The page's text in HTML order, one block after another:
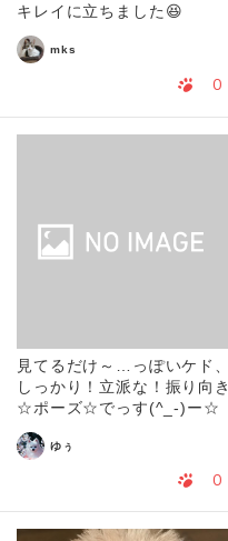
キレイに立ちました😆
mks
0
見てるだけ～…っぽいケド、
しっかり！立派な！振り向き
☆ポーズ☆でっす(^_-)ー☆
ゆぅ
0